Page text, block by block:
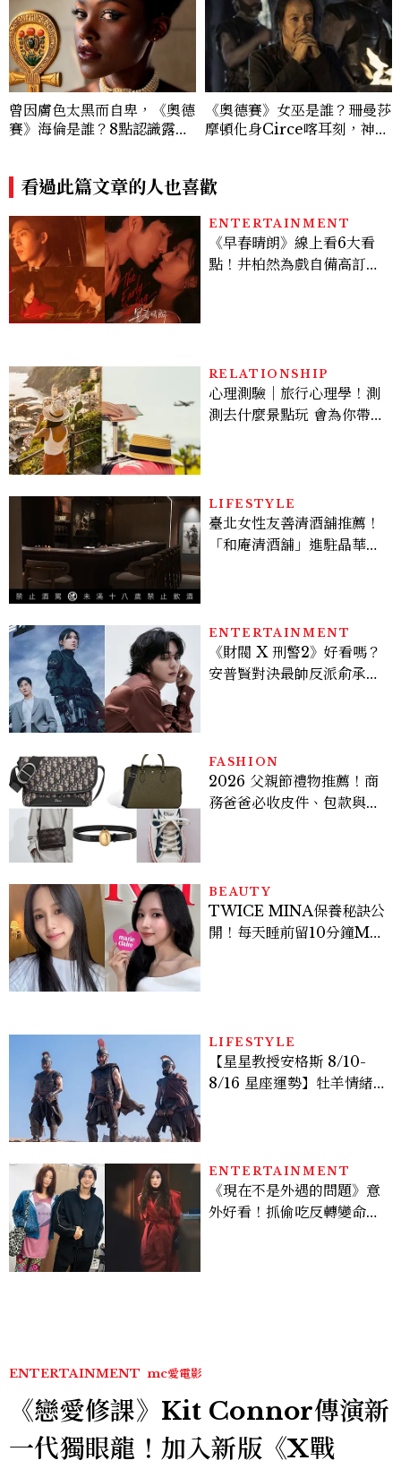
曾因膚色太黑而自卑，《奧德
賽》海倫是誰？8點認識露琵
《奧德賽》女巫是誰？珊曼莎
摩頓化身Circe喀耳刻，神級
看過此篇文章的人也喜歡
ENTERTAINMENT
《早春晴朗》線上看6大看
點！井柏然為戲自備高訂，
RELATIONSHIP
心理測驗｜旅行心理學！測
測去什麼景點玩 會為你帶來
LIFESTYLE
臺北女性友善清酒舖推薦！
「和庵清酒舖」進駐晶華酒
ENTERTAINMENT
《財閥 X 刑警2》好看嗎？
安普賢對決最帥反派俞承
多大？
FASHION
2026 父親節禮物推薦！商
務爸爸必收皮件、包款與鞋
BEAUTY
TWICE MINA保養秘訣公
開！每天睡前留10分鐘ME
LIFESTYLE
【星星教授安格斯 8/10-
8/16 星座運勢】牡羊情緒
ENTERTAINMENT
《現在不是外遇的問題》意
外好看！抓偷吃反轉變命
ENTERTAINMENT mc愛電影
《戀愛修課》Kit Connor傳演新
一代獨眼龍！加入新版《X戰